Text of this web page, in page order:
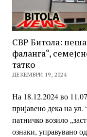
СВР Битола:
фаланга“,
татко
ДЕКЕМВРИ 19, 2024
На 18.12.2024 во
пријавено дека на
патничко возило
ознаки, управувано